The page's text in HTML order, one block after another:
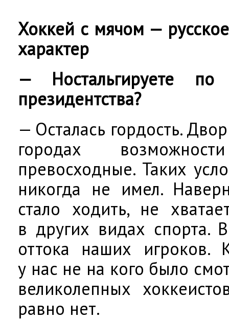
Хоккей с мячом —
характер
— Ностальгируете
президентства?
— Осталась гордость.
городах
превосходные. Таких
никогда не имел.
стало ходить, не
в других видах спорта.
оттока наших игроков.
у нас не на кого было
великолепных
равно нет.